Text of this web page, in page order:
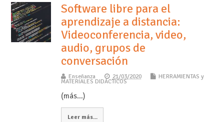
Software libre para el
aprendizaje a distancia:
Videoconferencia, video,
audio, grupos de
conversación
Enseñanza 21/03/2020 HERRAMIENTAS y
MATERIALES DIDÁCTICOS
(más…)
Leer más...